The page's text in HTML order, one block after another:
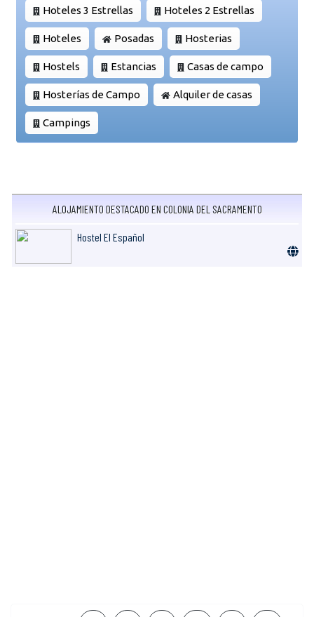
Hoteles 3 Estrellas Hoteles 2 Estrellas
Hoteles Posadas Hosterias
Hostels Estancias Casas de campo
Hosterías de Campo Alquiler de casas
Campings
ALOJAMIENTO DESTACADO EN COLONIA DEL SACRAMENTO
Hostel El Español